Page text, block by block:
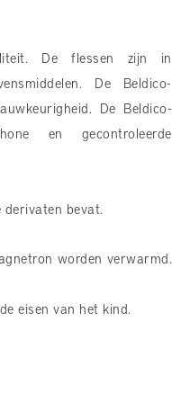
De flessen zijn in
De Beldico-
De Beldico-
en gecontroleerde
bevat.
worden verwarmd.
eisen van het kind.